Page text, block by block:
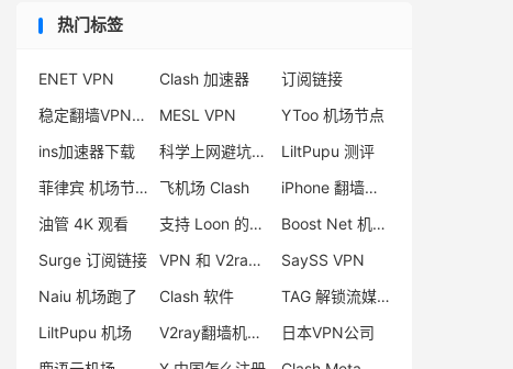
热门标签
ENET VPN Clash 加速器
订阅链接
稳定翻墙VPN推荐
MESL VPN
YToo 机场节点
ins加速器下载
科学上网避坑指南
LiltPupu 测评
菲律宾 机场节点
飞机场 Clash
iPhone 翻墙软件
油管 4K 观看
支持 Loon 的机场
Boost Net 机场评测
Surge 订阅链接
VPN 和 V2ray 区别
SaySS VPN
Naiu 机场跑了
Clash 软件
TAG 解锁流媒体
LiltPupu 机场
V2ray翻墙机场推荐
日本VPN公司